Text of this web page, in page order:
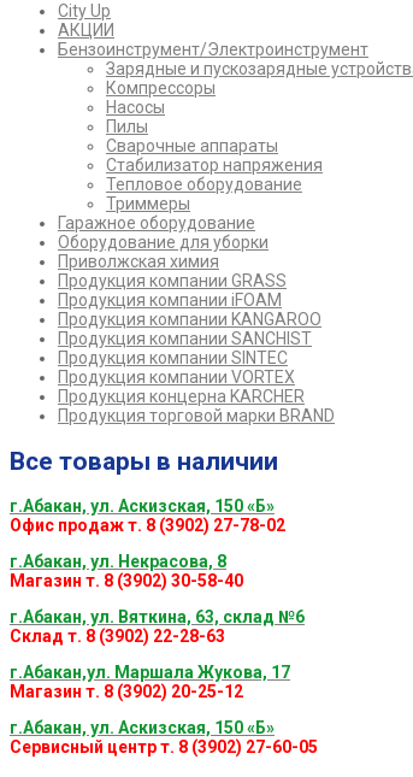
City Up
АКЦИИ
Бензоинструмент/Электроинструмент
Зарядные и пускозарядные
Компрессоры
Насосы
Пилы
Сварочные аппараты
Стабилизатор напряжения
Тепловое оборудование
Триммеры
Гаражное оборудование
Оборудование для уборки
Приволжская химия
Продукция компании GRASS
Продукция компании iFOAM
Продукция компании KANGAROO
Продукция компании SANCHIST
Продукция компании SINTEC
Продукция компании VORTEX
Продукция концерна KARCHER
Продукция торговой марки BRAND
Все товары в наличии
г.Абакан, ул. Аскизская, 150 «Б»
Офис продаж т. 8 (3902) 27-78-02
г.Абакан, ул. Некрасова, 8
Магазин т. 8 (3902) 30-58-40
г.Абакан, ул. Вяткина, 63, склад №6
Склад т. 8 (3902) 22-28-63
г.Абакан,ул. Маршала Жукова, 17
Магазин т. 8 (3902) 20-25-12
г.Абакан, ул. Аскизская, 150 «Б»
Сервисный центр т. 8 (3902) 27-60-05